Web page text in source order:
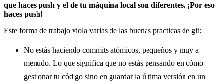
que haces push y el de tu máquina local son diferentes. ¡Por eso
haces push!
Este forma de trabajo viola varias de las buenas prácticas de git:
No estás haciendo commits atómicos, pequeños y muy a
menudo. Lo que significa que no estás pensando en cómo
gestionar tu código sino en guardar la última versión en un